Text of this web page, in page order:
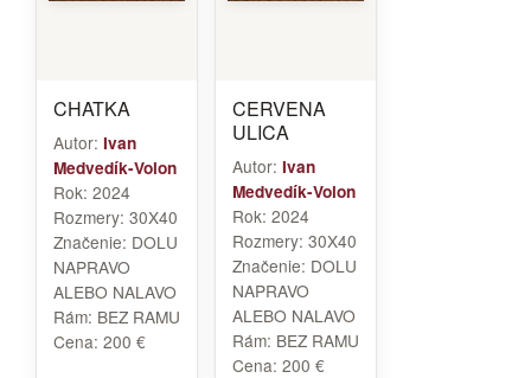
CHATKA
Autor: Ivan
Medvedík-Volon
Rok: 2024
Rozmery: 30X40
Značenie: DOLU
NAPRAVO
ALEBO NALAVO
Rám: BEZ RAMU
Cena: 200 €
CERVENA
ULICA
Autor: Ivan
Medvedík-Volon
Rok: 2024
Rozmery: 30X40
Značenie: DOLU
NAPRAVO
ALEBO NALAVO
Rám: BEZ RAMU
Cena: 200 €